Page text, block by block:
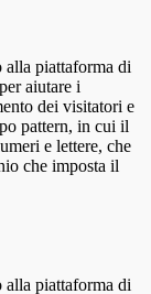
alla piattaforma di
aiutare i
dei visitatori e
pattern, in cui il
e lettere, che
che imposta il
alla piattaforma di